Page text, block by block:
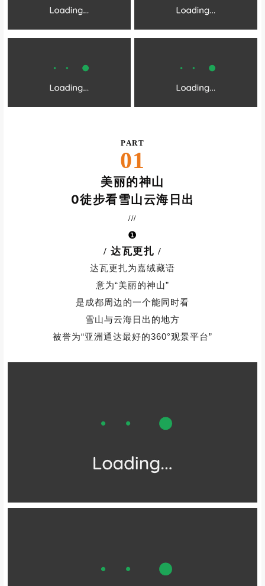
PART
01
美丽的神山
0徒步看雪山云海日出
///
❶
/ 达瓦更扎 /
达瓦更扎为嘉绒藏语
意为“美丽的神山”
是成都周边的一个能同时看
雪山与云海日出 的地方
被誉为“亚洲通达最好的360°观景平台”